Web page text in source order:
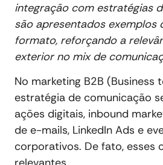
integração com estratégias
são apresentados exemplos
formato, reforçando a
exterior no mix de
No marketing B2B (Business
estratégia de comunicação
ações digitais, inbound
de e-mails, LinkedIn Ads e
corporativos. De fato, esses